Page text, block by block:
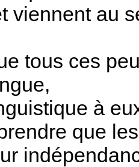
viennent au
tous ces
à
que